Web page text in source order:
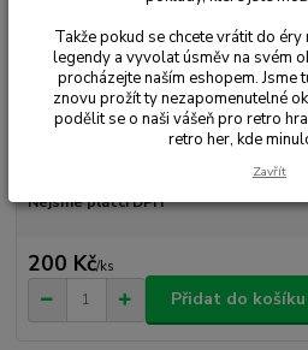
Ohodnotit produkt
Nejsme plátci DPH
200 Kč/ks
Přidat do košíku
Takže pokud se chcete vrátit do
legendy a vyvolat úsměv na svém
procházejte naším eshopem. Jsme
znovu prožít ty nezapomenutelné
podělit se o naši vášeň pro retro
retro her, kde
Zavřít